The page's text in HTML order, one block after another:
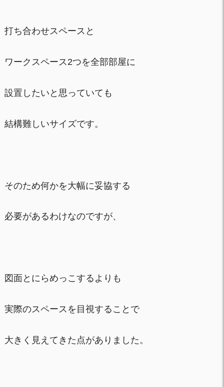
打ち合わせスペースと
ワークスペース2つを全部部屋に
設置したいと思っていても
結構難しいサイズです。
そのため何かを大幅に妥協する
必要があるわけなのですが、
図面とにらめっこするよりも
実際のスペースを目視することで
大きく見えてきた点がありました。